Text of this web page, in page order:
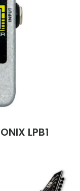
LPB1